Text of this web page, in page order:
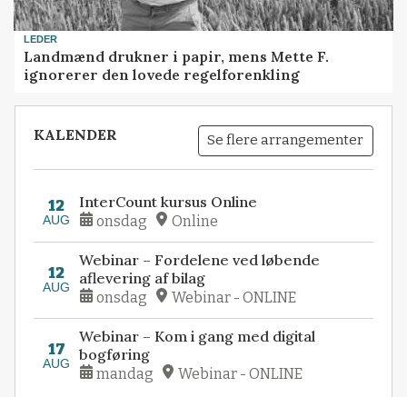
LEDER
Landmænd drukner i papir, mens Mette F.
ignorerer den lovede regelforenkling
KALENDER Se flere arrangementer
12
AUG
InterCount kursus Online
onsdag Online
12
AUG
Webinar – Fordelene ved løbende
aflevering af bilag
onsdag Webinar - ONLINE
17
AUG
Webinar – Kom i gang med digital
bogføring
mandag Webinar - ONLINE